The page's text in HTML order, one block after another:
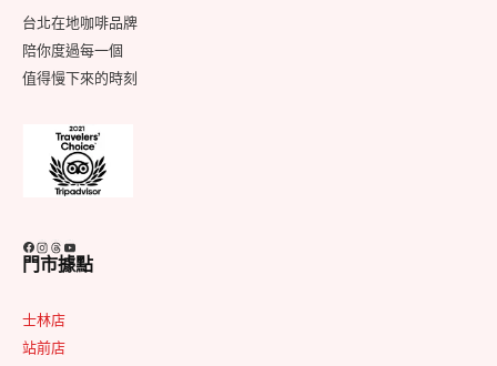
台北在地咖啡品牌
陪你度過每一個
值得慢下來的時刻
Facebook Instagram Threads YouTube
門市據點
士林店
站前店